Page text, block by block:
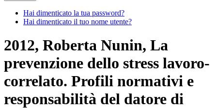
Hai dimenticato la tua password?
Hai dimenticato il tuo nome utente?
2012, Roberta Nunin, La
prevenzione dello stress lavoro-
correlato. Profili normativi e
responsabilità del datore di